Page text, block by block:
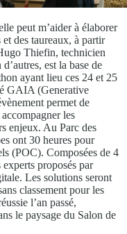
peut m’aider à élaborer
des taureaux, à partir
Thiefin, technicien
est la base de
ayant lieu ces 24 et 25
GAIA (Generative
permet de
les
enjeux. Au Parc des
ont 30 heures pour
(POC). Composées de 4
experts proposés par
Les solutions seront
classement pour les
l’an passé,
le paysage du Salon de